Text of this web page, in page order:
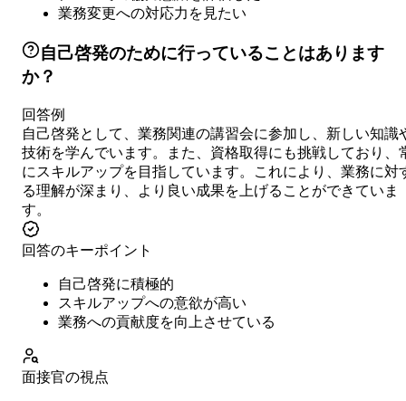
業務変更への対応力を見たい
自己啓発のために行っていることはあります
か？
回答例
自己啓発として、業務関連の講習会に参加し、新しい知識
技術を学んでいます。また、資格取得にも挑戦しており、
にスキルアップを目指しています。これにより、業務に対
る理解が深まり、より良い成果を上げることができていま
す。
回答のキーポイント
自己啓発に積極的
スキルアップへの意欲が高い
業務への貢献度を向上させている
面接官の視点